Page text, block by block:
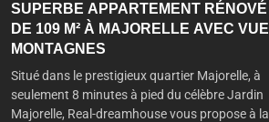
SUPERBE APPARTEMENT RÉNOVÉ
DE 109 M² À MAJORELLE AVEC VUE
MONTAGNES
Situé dans le prestigieux quartier Majorelle, à
seulement 8 minutes à pied du célèbre Jardin
Majorelle, Real-dreamhouse vous propose à la